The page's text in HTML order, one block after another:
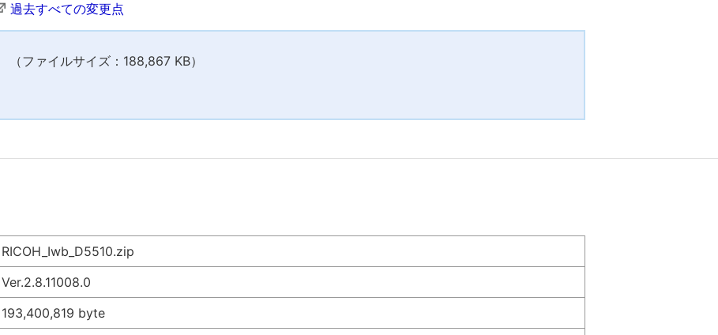
過去すべての変更点
（ファイルサイズ：188,867 KB）
RICOH_Iwb_D5510.zip
Ver.2.8.11008.0
193,400,819 byte